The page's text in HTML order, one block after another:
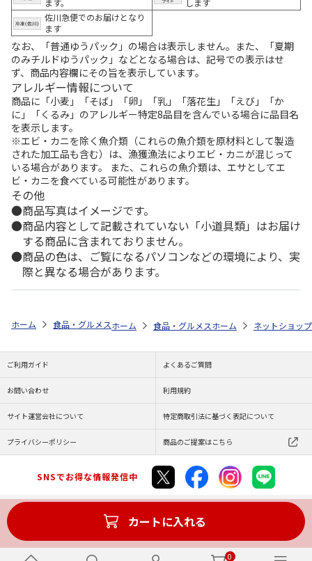
0
佐川急便でのお届けとなり
ます
なお、「普通ゆうパック」の場合は表示しません。また、「夏期
のみチルドゆうパック」などとなる場合は、記号での表示はせ
ず、商品内容欄にその旨を表示しています。
アレルギー情報について
商品に「小麦」「そば」「卵」「乳」「落花生」「えび」「か
に」「くるみ」のアレルギー特定8品目を含んでいる場合に品目名
を表示します。
※エビ・カニを除く魚介類（これらの魚介類を原材料として製造
された加工品も含む）は、漁獲漁法によりエビ・カニが混じって
いる場合があります。 また、これらの魚介類は、エサとしてエ
ビ・カニを食べている可能性があります。
その他
商品写真はイメージです。
商品内容として記載されていない「小道具類」はお届け
する商品に含まれておりません。
商品の色は、ご覧になるパソコンなどの環境により、実
際と異なる場合があります。
カートに入れる
ホーム 食品・グルメストア 郵便局のカタログ 全国カレー祭り 第5
ホーム 食品・グルメストア 都道府県から探す
ホーム ネットショップ
ご利用ガイド よくあるご質問
お問い合わせ 利用規約
サイト運営会社について 特定商取引法に基づく表記について
プライバシーポリシー 商品のご提案はこちら
SNSでお得な情報発信中
Copyright (C) JAPAN POST Co.,Ltd. All Rights Reserved.